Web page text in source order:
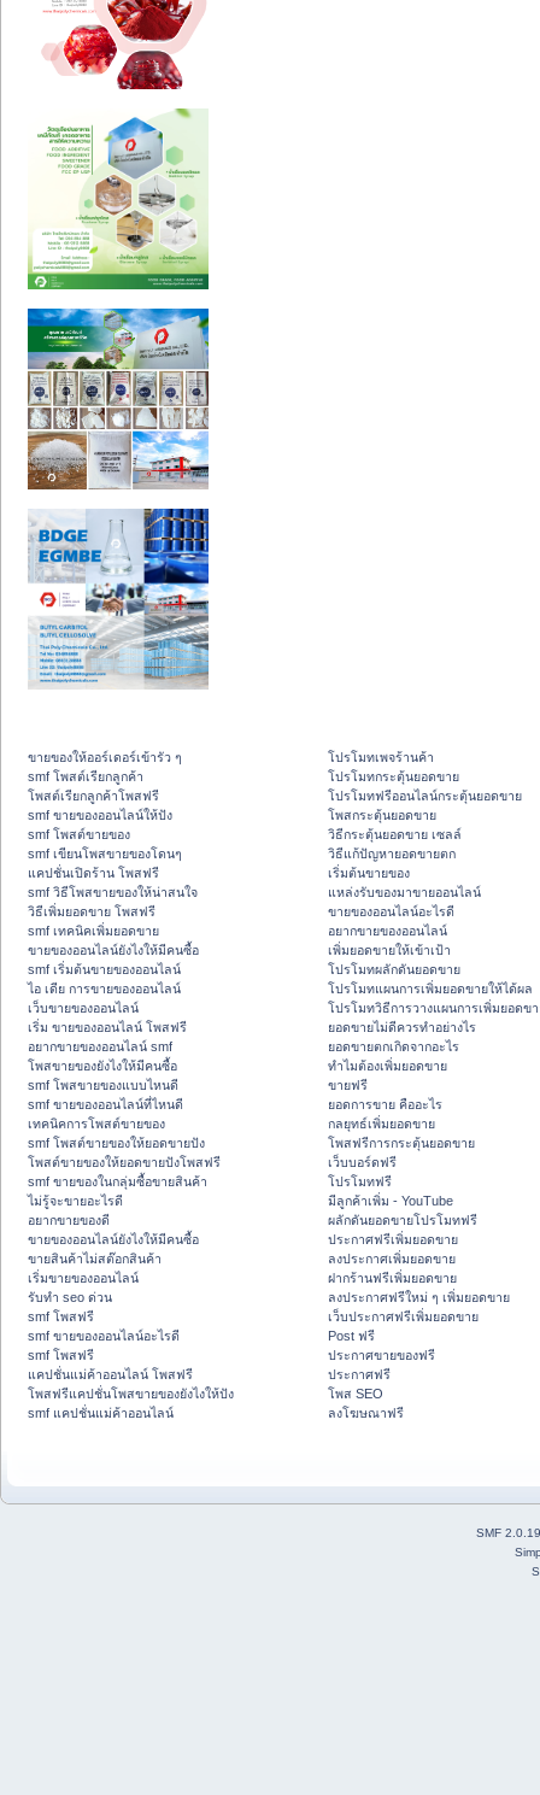
ขายของให้ออร์เดอร์เข้ารัว ๆ
smf โพสต์เรียกลูกค้า
โพสต์เรียกลูกค้าโพสฟรี
smf ขายของออนไลน์ให้ปัง
smf โพสต์ขายของ
smf เขียนโพสขายของโดนๆ
แคปชั่นเปิดร้าน โพสฟรี
smf วิธีโพสขายของให้น่าสนใจ
วิธีเพิ่มยอดขาย โพสฟรี
smf เทคนิคเพิ่มยอดขาย
ขายของออนไลน์ยังไงให้มีคนซื้อ
smf เริ่มต้นขายของออนไลน์
ไอ เดีย การขายของออนไลน์
เว็บขายของออนไลน์
เริ่ม ขายของออนไลน์ โพสฟรี
อยากขายของออนไลน์ smf
โพสขายของยังไงให้มีคนซื้อ
smf โพสขายของแบบไหนดี
smf ขายของออนไลน์ที่ไหนดี
เทคนิคการโพสต์ขายของ
smf โพสต์ขายของให้ยอดขายปัง
โพสต์ขายของให้ยอดขายปังโพสฟรี
smf ขายของในกลุ่มซื้อขายสินค้า
ไม่รู้จะขายอะไรดี
อยากขายของดี
ขายของออนไลน์ยังไงให้มีคนซื้อ
ขายสินค้าไม่สต๊อกสินค้า
เริ่มขายของออนไลน์
รับทำ seo ด่วน
smf โพสฟรี
smf ขายของออนไลน์อะไรดี
smf โพสฟรี
แคปชั่นแม่ค้าออนไลน์ โพสฟรี
โพสฟรีแคปชั่นโพสขายของยังไงให้ปัง
smf แคปชั่นแม่ค้าออนไลน์
โปรโมทเพจร้านค้า
โปรโมทกระตุ้นยอดขาย
โปรโมทฟรีออนไลน์กระตุ้นยอดขาย
โพสกระตุ้นยอดขาย
วิธีกระตุ้นยอดขาย เซลล์
วิธีแก้ปัญหายอดขายตก
เริ่มต้นขายของ
แหล่งรับของมาขายออนไลน์
ขายของออนไลน์อะไรดี
อยากขายของออนไลน์
เพิ่มยอดขายให้เข้าเป้า
โปรโมทผลักดันยอดขาย
โปรโมทแผนการเพิ่มยอดขายให้ได้ผล
โปรโมทวิธีการวางแผนการเพิ่มยอดข
ยอดขายไม่ดีควรทำอย่างไร
ยอดขายตกเกิดจากอะไร
ทำไมต้องเพิ่มยอดขาย
ขายฟรี
ยอดการขาย คืออะไร
กลยุทธ์เพิ่มยอดขาย
โพสฟรีการกระตุ้นยอดขาย
เว็บบอร์ดฟรี
โปรโมทฟรี
มีลูกค้าเพิ่ม - YouTube
ผลักดันยอดขายโปรโมทฟรี
ประกาศฟรีเพิ่มยอดขาย
ลงประกาศเพิ่มยอดขาย
ฝากร้านฟรีเพิ่มยอดขาย
ลงประกาศฟรีใหม่ ๆ เพิ่มยอดขาย
เว็บประกาศฟรีเพิ่มยอดขาย
Post ฟรี
ประกาศขายของฟรี
ประกาศฟรี
โพส SEO
ลงโฆษณาฟรี
SMF 2.0.19